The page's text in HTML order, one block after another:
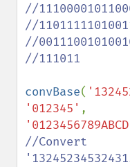
//
//
//
//111011
convBase(
'012345'
//Convert